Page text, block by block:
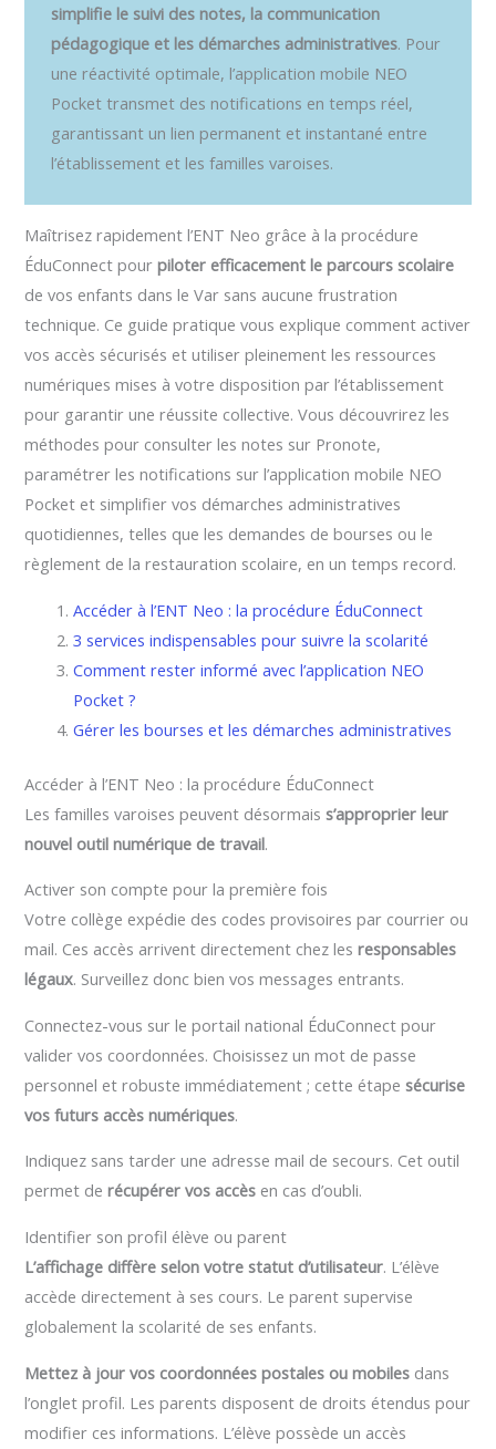
simplifie le suivi des notes, la communication
pédagogique et les démarches administratives. Pour
une réactivité optimale, l’application mobile NEO
Pocket transmet des notifications en temps réel,
garantissant un lien permanent et instantané entre
l’établissement et les familles varoises.
Maîtrisez rapidement l’ENT Neo grâce à la procédure
ÉduConnect pourpiloter efficacement le parcours scolaire
de vos enfants dans le Var sans aucune frustration
technique. Ce guide pratique vous explique comment activer
vos accès sécurisés et utiliser pleinement les ressources
numériques mises à votre disposition par l’établissement
pour garantir une réussite collective. Vous découvrirez les
méthodes pour consulter les notes sur Pronote,
paramétrer les notifications sur l’application mobile NEO
Pocket et simplifier vos démarches administratives
quotidiennes, telles que les demandes de bourses ou le
règlement de la restauration scolaire, en un temps record.
Accéder à l’ENT Neo : la procédure ÉduConnect
3 services indispensables pour suivre la scolarité
Comment rester informé avec l’application NEO
Pocket ?
Gérer les bourses et les démarches administratives
Accéder à l’ENT Neo : la procédure ÉduConnect
Les familles varoises peuvent désormaiss’approprier leur
nouvel outil numérique de travail.
Activer son compte pour la première fois
Votre collège expédie des codes provisoires par courrier ou
mail. Ces accès arrivent directement chez lesresponsables
légaux. Surveillez donc bien vos messages entrants.
Connectez-vous sur le portail national ÉduConnect pour
valider vos coordonnées. Choisissez un mot de passe
personnel et robuste immédiatement ; cette étapesécurise
vos futurs accès numériques.
Indiquez sans tarder une adresse mail de secours. Cet outil
permet derécupérer vos accès en cas d’oubli.
Identifier son profil élève ou parent
L’affichage diffère selon votre statut d’utilisateur. L’élève
accède directement à ses cours. Le parent supervise
globalement la scolarité de ses enfants.
Mettez à jour vos coordonnées postales ou mobiles dans
l’onglet profil. Les parents disposent de droits étendus pour
modifier ces informations. L’élève possède un accès